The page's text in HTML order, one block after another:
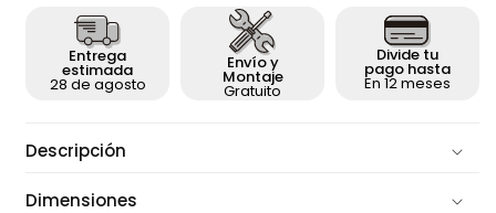
Entrega
estimada
28 de agosto
Envío y
Montaje
Gratuito
Divide tu
pago hasta
En 12 meses
Descripción
Dimensiones